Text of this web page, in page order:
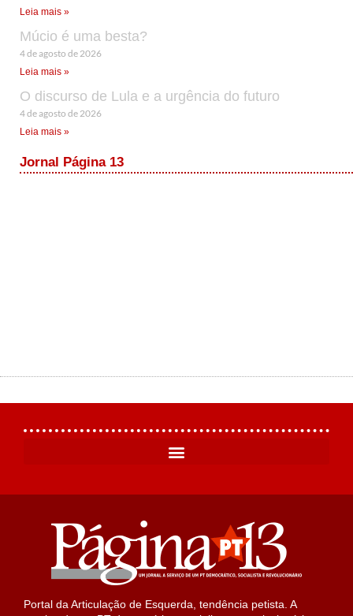
Leia mais »
Múcio é uma besta?
4 de agosto de 2026
Leia mais »
O discurso de Lula e a urgência do futuro
4 de agosto de 2026
Leia mais »
Jornal Página 13
Portal da Articulação de Esquerda, tendência petista. A